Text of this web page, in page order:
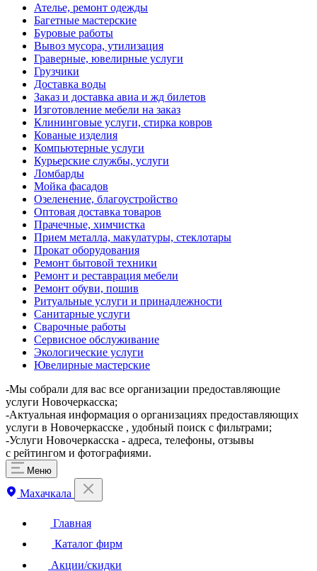
Ателье, ремонт одежды
Багетные мастерские
Буровые работы
Вывоз мусора, утилизация
Граверные, ювелирные услуги
Грузчики
Доставка воды
Заказ и доставка авиа и жд билетов
Изготовление мебели на заказ
Клининговые услуги, стирка ковров
Кованые изделия
Компьютерные услуги
Курьерские службы, услуги
Ломбарды
Мойка фасадов
Озеленение, благоустройство
Оптовая доставка товаров
Прачечные, химчистка
Прием металла, макулатуры, стеклотары
Прокат оборудования
Ремонт бытовой техники
Ремонт и реставрация мебели
Ремонт обуви, пошив
Ритуальные услуги и принадлежности
Санитарные услуги
Сварочные работы
Сервисное обслуживание
Экологические услуги
Ювелирные мастерские
-Мы собрали для вас все организации предоставляющие
услуги Новочеркасска;
-Актуальная информация о организациях предоставляющих
услуги в Новочеркасске , удобный поиск с фильтрами;
-Услуги Новочеркасска - адреса, телефоны, отзывы
с рейтингом и фотографиями.
Меню
Махачкала
Главная
Каталог фирм
Акции/скидки